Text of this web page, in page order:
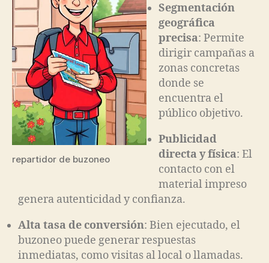
repartidor de buzoneo
Segmentación
geográfica
precisa: Permite
dirigir campañas a
zonas concretas
donde se
encuentra el
público objetivo.
Publicidad
directa y física: El
contacto con el
material impreso
genera autenticidad y confianza.
Alta tasa de conversión: Bien ejecutado, el
buzoneo puede generar respuestas
inmediatas, como visitas al local o llamadas.